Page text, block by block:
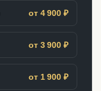
от 4 900 ₽
от 3 900 ₽
от 1 900 ₽